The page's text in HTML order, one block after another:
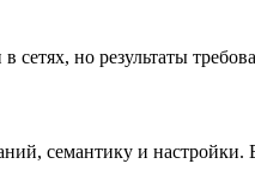
но результаты
семантику и